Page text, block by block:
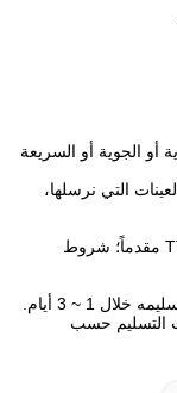
الجوية أو السريعة
التي نرسلها،
بالنسبة للكميات الصغيرة، نحن نطلب دفع 100٪ TT مقدماً؛ شروط
1 ~ 3 أيام.
التسليم حسب